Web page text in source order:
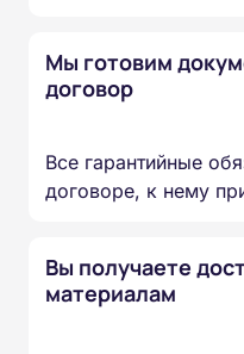
Мы готовим
договор
Все гарантийные
договоре, к нему
Вы получаете
материалам